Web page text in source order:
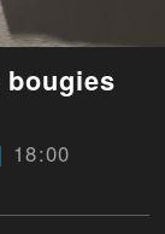
18:00